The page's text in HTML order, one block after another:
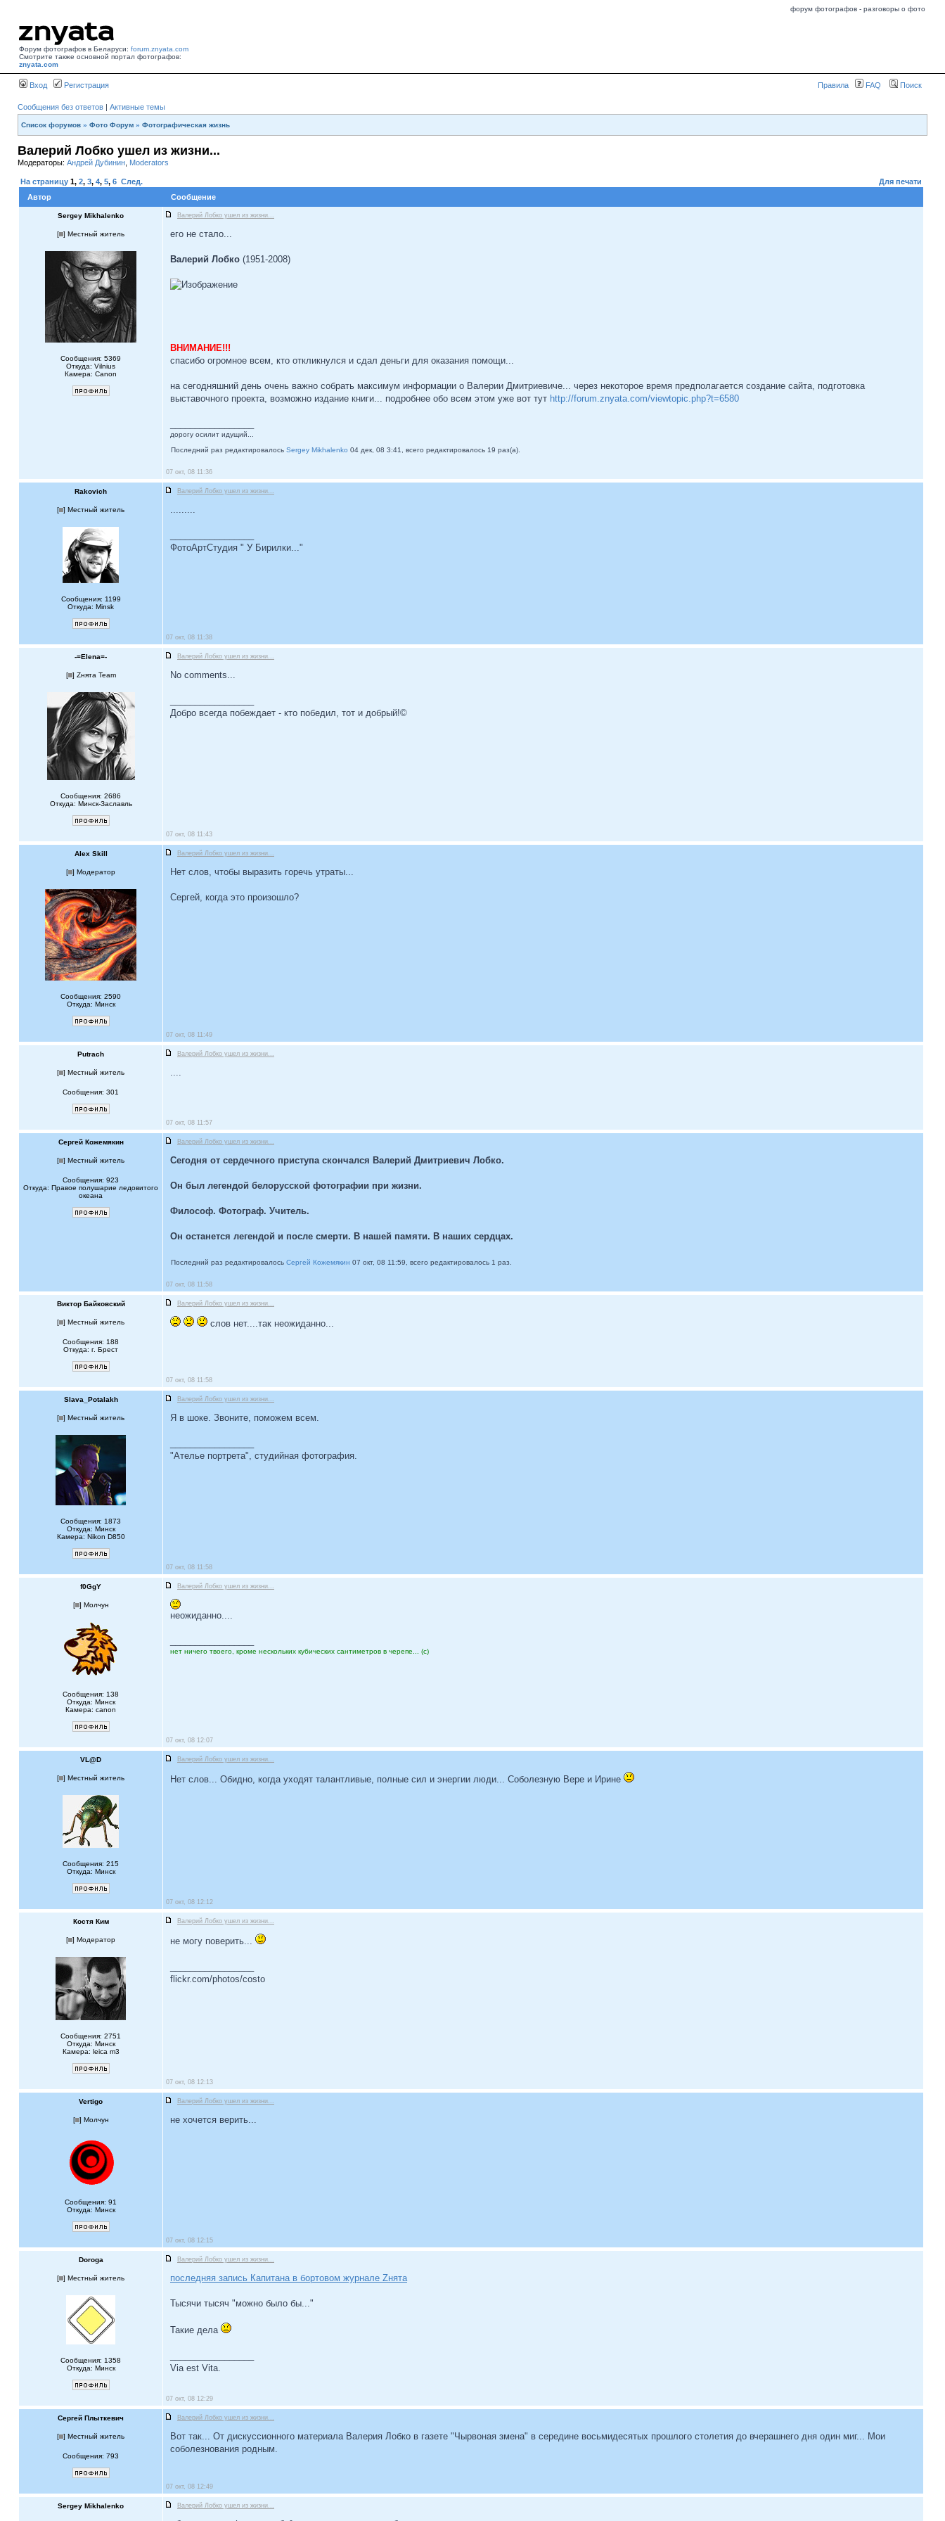
форум фотографов - разговоры о фото
Форум фотографов в Беларуси: forum.znyata.com
Смотрите также основной портал фотографов:
znyata.com
Вход Регистрация Правила FAQ Поиск
Сообщения без ответов | Активные темы
Список форумов » Фото Форум » Фотографическая жизнь
Валерий Лобко ушел из жизни...
Модераторы: Андрей Дубинин Moderators
На страницу 1, 2, 3, 4, 5, 6 След.
Для печати
Автор
Сообщение
Sergey Mikhalenko Валерий Лобко ушел из жизни...
[ ] Местный житель
Сообщения: 5369
Откуда: Vilnius
Камера: Canon
его не стало...
Валерий Лобко (1951-2008)
ВНИМАНИЕ!!!
спасибо огромное всем, кто откликнулся и сдал деньги для оказания помощи...
на сегодняшний день очень важно собрать максимум информации о Валерии Дмитриевиче... через некоторое время предполагается создание сайта, подготовка
выставочного проекта, возможно издание книги... подробнее обо всем этом уже вот тут http://forum.znyata.com/viewtopic.php?t=6580
дорогу осилит идущий...
Последний раз редактировалось Sergey Mikhalenko 04 дек, 08 3:41, всего редактировалось 19 раз(а).
07 окт, 08 11:36
Rakovich Валерий Лобко ушел из жизни...
[ ] Местный житель
Сообщения: 1199
Откуда: Minsk
.........
ФотоАртСтудия " У Бирилки..."
07 окт, 08 11:38
-=Elena=- Валерий Лобко ушел из жизни...
[ ] Zнята Team
Сообщения: 2686
Откуда: Минск-Заславль
No comments...
Добро всегда побеждает - кто победил, тот и добрый!©
07 окт, 08 11:43
Alex Skill Валерий Лобко ушел из жизни...
[ ] Модератор
Сообщения: 2590
Откуда: Минск
Нет слов, чтобы выразить горечь утраты...
Сергей, когда это произошло?
07 окт, 08 11:49
Putrach Валерий Лобко ушел из жизни...
[ ] Местный житель
Сообщения: 301
....
07 окт, 08 11:57
Сергей Кожемякин Валерий Лобко ушел из жизни...
[ ] Местный житель
Сообщения: 923
Откуда: Правое полушарие ледовитого
океана
Сегодня от сердечного приступа скончался Валерий Дмитриевич Лобко.
Он был легендой белорусской фотографии при жизни.
Философ. Фотограф. Учитель.
Он останется легендой и после смерти. В нашей памяти. В наших сердцах.
Последний раз редактировалось Сергей Кожемякин 07 окт, 08 11:59, всего редактировалось 1 раз.
07 окт, 08 11:58
Виктор Байковский Валерий Лобко ушел из жизни...
[ ] Местный житель
Сообщения: 188
Откуда: г. Брест
слов нет....так неожиданно...
07 окт, 08 11:58
Slava_Potalakh Валерий Лобко ушел из жизни...
[ ] Местный житель
Сообщения: 1873
Откуда: Минск
Камера: Nikon D850
Я в шоке. Звоните, поможем всем.
"Ателье портрета", студийная фотография.
07 окт, 08 11:58
f0GgY Валерий Лобко ушел из жизни...
[ ] Молчун
Сообщения: 138
Откуда: Минск
Камера: canon
неожиданно....
нет ничего твоего, кроме нескольких кубических сантиметров в черепе... (с)
07 окт, 08 12:07
VL@D Валерий Лобко ушел из жизни...
[ ] Местный житель
Сообщения: 215
Откуда: Минск
Нет слов... Обидно, когда уходят талантливые, полные сил и энергии люди... Соболезную Вере и Ирине
07 окт, 08 12:12
Костя Ким Валерий Лобко ушел из жизни...
[ ] Модератор
Сообщения: 2751
Откуда: Минск
Камера: leica m3
не могу поверить...
flickr.com/photos/costo
07 окт, 08 12:13
Vertigo Валерий Лобко ушел из жизни...
[ ] Молчун
Сообщения: 91
Откуда: Минск
не хочется верить...
07 окт, 08 12:15
Doroga Валерий Лобко ушел из жизни...
[ ] Местный житель
Сообщения: 1358
Откуда: Минск
последняя запись Капитана в бортовом журнале Zнята
Тысячи тысяч "можно было бы..."
Такие дела
Via est Vita.
07 окт, 08 12:29
Сергей Плыткевич Валерий Лобко ушел из жизни...
[ ] Местный житель
Сообщения: 793
Вот так... От дискуссионного материала Валерия Лобко в газете "Чырвоная змена" в середине восьмидесятых прошлого столетия до вчерашнего дня один миг... Мои
соболезнования родным.
07 окт, 08 12:49
Sergey Mikhalenko Валерий Лобко ушел из жизни...